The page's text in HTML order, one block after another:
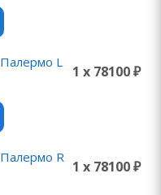
L
1 x 78100 ₽
R
1 x 78100 ₽